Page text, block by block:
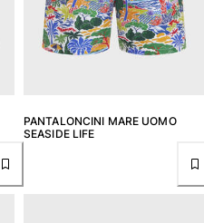
PANTALONCINI MARE UOMO
SEASIDE LIFE